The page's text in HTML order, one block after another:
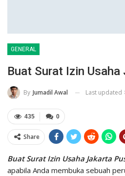
GENERAL
Buat Surat Izin
By Jumadil Awal Last updated
0
435
Share
Buat Surat Izin Usaha Jakarta
apabila Anda membuka sebuah